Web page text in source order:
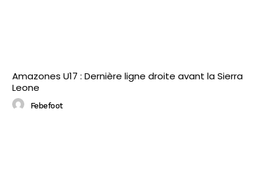
Amazones U17 : Dernière ligne droite avant la Sierra
Leone
Febefoot